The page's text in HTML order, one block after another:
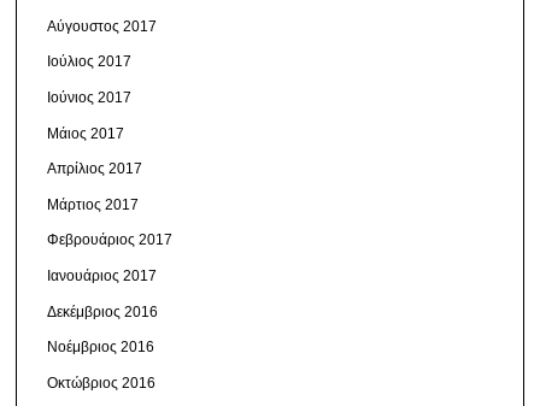
Αύγουστος 2017
Ιούλιος 2017
Ιούνιος 2017
Μάιος 2017
Απρίλιος 2017
Μάρτιος 2017
Φεβρουάριος 2017
Ιανουάριος 2017
Δεκέμβριος 2016
Νοέμβριος 2016
Οκτώβριος 2016